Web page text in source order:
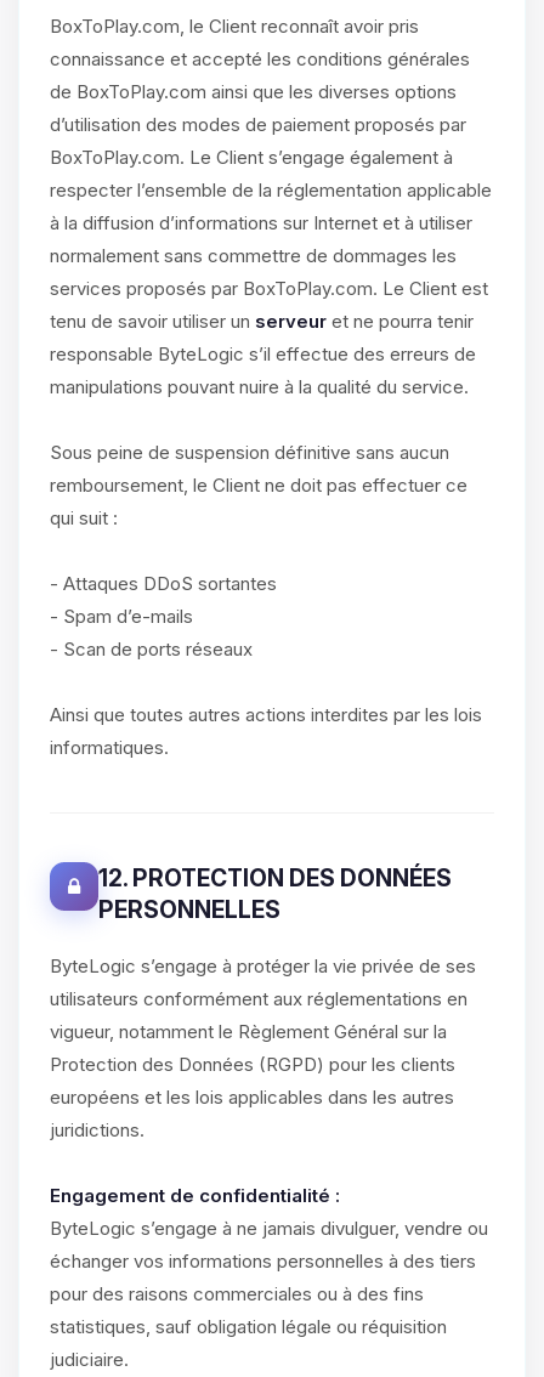
BoxToPlay.com, le Client reconnaît avoir pris
connaissance et accepté les conditions générales
de BoxToPlay.com ainsi que les diverses options
d’utilisation des modes de paiement proposés par
BoxToPlay.com. Le Client s’engage également à
respecter l’ensemble de la réglementation applicable
à la diffusion d’informations sur Internet et à utiliser
normalement sans commettre de dommages les
services proposés par BoxToPlay.com. Le Client est
tenu de savoir utiliser un serveur et ne pourra tenir
responsable ByteLogic s’il effectue des erreurs de
manipulations pouvant nuire à la qualité du service.
Sous peine de suspension définitive sans aucun
remboursement, le Client ne doit pas effectuer ce
qui suit :
- Attaques DDoS sortantes
- Spam d’e-mails
- Scan de ports réseaux
Ainsi que toutes autres actions interdites par les lois
informatiques.
12. PROTECTION DES DONNÉES
PERSONNELLES
ByteLogic s’engage à protéger la vie privée de ses
utilisateurs conformément aux réglementations en
vigueur, notamment le Règlement Général sur la
Protection des Données (RGPD) pour les clients
européens et les lois applicables dans les autres
juridictions.
Engagement de confidentialité :
ByteLogic s’engage à ne jamais divulguer, vendre ou
échanger vos informations personnelles à des tiers
pour des raisons commerciales ou à des fins
statistiques, sauf obligation légale ou réquisition
judiciaire.